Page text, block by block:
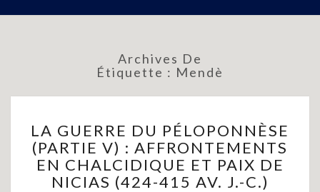
Archives De
Étiquette : Mendè
GUERRE
DU
PÉLOPONNÈSE
(PARTIE
LA GUERRE DU PÉLOPONNÈSE
(PARTIE V) : AFFRONTEMENTS
EN CHALCIDIQUE ET PAIX DE
NICIAS (424-415 AV. J.-C.)